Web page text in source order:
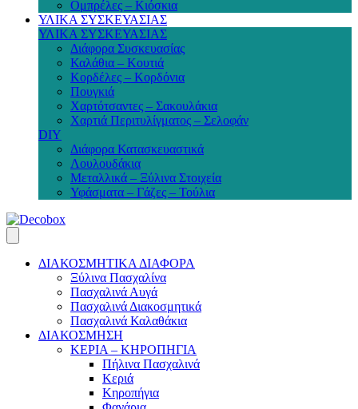
Ομπρέλες – Κιόσκια
ΥΛΙΚΑ ΣΥΣΚΕΥΑΣΙΑΣ
ΥΛΙΚΑ ΣΥΣΚΕΥΑΣΙΑΣ
Διάφορα Συσκευασίας
Καλάθια – Κουτιά
Κορδέλες – Κορδόνια
Πουγκιά
Χαρτότσαντες – Σακουλάκια
Χαρτιά Περιτυλίγματος – Σελοφάν
DIY
Διάφορα Κατασκευαστικά
Λουλουδάκια
Μεταλλικά – Ξύλινα Στοιχεία
Υφάσματα – Γάζες – Τούλια
ΔΙΑΚΟΣΜΗΤΙΚΑ ΔΙΑΦΟΡΑ
Ξύλινα Πασχαλίνα
Πασχαλινά Αυγά
Πασχαλινά Διακοσμητικά
Πασχαλινά Καλαθάκια
ΔΙΑΚΟΣΜΗΣΗ
ΚΕΡΙΑ – ΚΗΡΟΠΗΓΙΑ
Πήλινα Πασχαλινά
Κεριά
Κηροπήγια